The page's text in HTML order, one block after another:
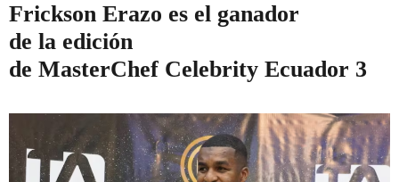
Frickson Erazo es el ganador
de la edición
de MasterChef Celebrity Ecuador 3